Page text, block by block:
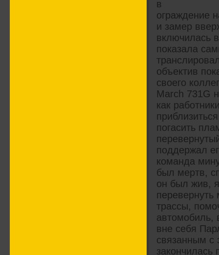
в
ограждение
и замер
включилась
показала
объектив
своего
March 731G
как
погасить
поддержал
команда
был мертв,
он был жив,
трассы,
автомобиль,
вне себя
связанным с
закончилась